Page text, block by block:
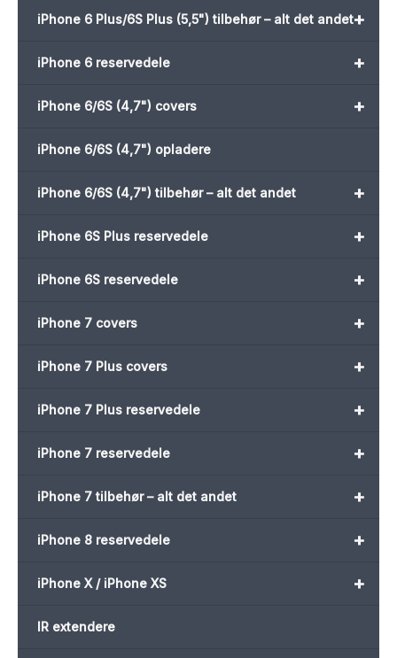
+
iPhone 6 Plus/6S Plus (5,5") tilbehør – alt det andet
+
iPhone 6 reservedele
+
iPhone 6/6S (4,7") covers
iPhone 6/6S (4,7") opladere
+
iPhone 6/6S (4,7") tilbehør – alt det andet
+
iPhone 6S Plus reservedele
+
iPhone 6S reservedele
+
iPhone 7 covers
+
iPhone 7 Plus covers
+
iPhone 7 Plus reservedele
+
iPhone 7 reservedele
+
iPhone 7 tilbehør – alt det andet
+
iPhone 8 reservedele
+
iPhone X / iPhone XS
IR extendere